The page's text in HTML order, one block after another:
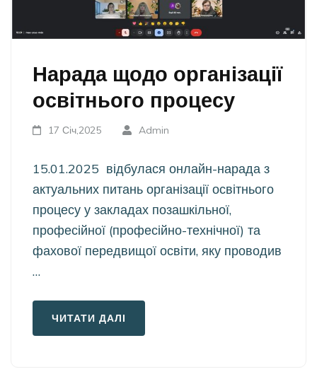
Нарада щодо організації
освітнього процесу
17 Січ,2025 Admin
15.01.2025 відбулася онлайн-нарада з
актуальних питань організації освітнього
процесу у закладах позашкільної,
професійної (професійно-технічної) та
фахової передвищої освіти, яку проводив
…
ЧИТАТИ ДАЛІ